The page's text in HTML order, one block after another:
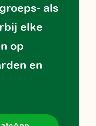
als
elke
op
en